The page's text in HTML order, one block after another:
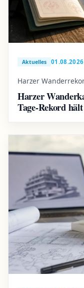
Aktuelles 01.08.2026
Harzer
Harzer
Tage-Rekord